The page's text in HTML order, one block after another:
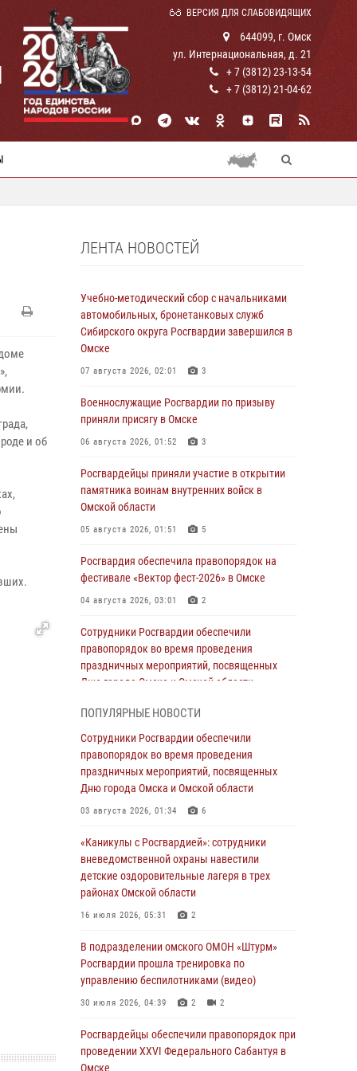
ВЕРСИЯ ДЛЯ СЛАБОВИДЯЩИХ
644099, г. Омск
ул. Интернациональная, д. 21
+ 7 (3812) 23-13-54
+ 7 (3812) 21-04-62
и об
ЛЕНТА НОВОСТЕЙ
Учебно-методический сбор с начальниками
автомобильных, бронетанковых служб
Сибирского округа Росгвардии завершился в
Омске
07 августа 2026, 02:01 3
Военнослужащие Росгвардии по призыву
приняли присягу в Омске
06 августа 2026, 01:52 3
Росгвардейцы приняли участие в открытии
памятника воинам внутренних войск в
Омской области
05 августа 2026, 01:51 5
Росгвардия обеспечила правопорядок на
фестивале «Вектор фест-2026» в Омске
04 августа 2026, 03:01 2
Сотрудники Росгвардии обеспечили
правопорядок во время проведения
праздничных мероприятий, посвященных
Дню города Омска и Омской области
Всероссийская акция «Каникулы с
Росгвардией» продолжается в Омской
области
31 июля 2026, 09:22 1
Росгвардии прошла тренировка по
управлению беспилотниками (видео)
30 июля 2026, 04:39 2 2
Росгвардия обеспечила безопасность
Победы» в Омске
29 июля 2026, 01:49 2
Росгвардейцы приняли участие в крестном
28 июля 2026, 01:44 6
ПОПУЛЯРНЫЕ НОВОСТИ
Сотрудники Росгвардии обеспечили
правопорядок во время проведения
праздничных мероприятий, посвященных
Дню города Омска и Омской области
03 августа 2026, 01:34 6
«Каникулы с Росгвардией»: сотрудники
вневедомственной охраны навестили
детские оздоровительные лагеря в трех
районах Омской области
16 июля 2026, 05:31 2
В подразделении омского ОМОН «Штурм»
Росгвардии прошла тренировка по
управлению беспилотниками (видео)
30 июля 2026, 04:39 2 2
Росгвардейцы обеcпечили правопорядок при
проведении XXVI Федерального Сабантуя в
Омске